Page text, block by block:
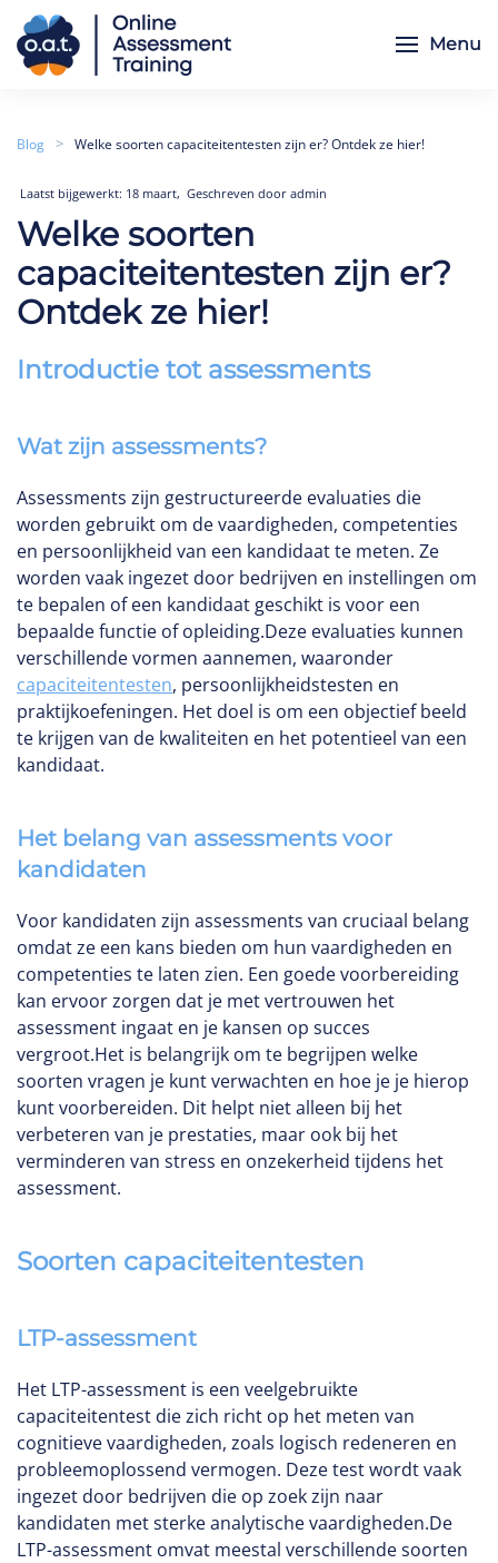
Skip to main content
Menu
Blog Welke soorten capaciteitentesten zijn er? Ontdek ze hier!
Laatst bijgewerkt: 18 maart, Geschreven door admin
Welke soorten
capaciteitentesten zijn er?
Ontdek ze hier!
Introductie tot assessments
Wat zijn assessments?
Assessments zijn gestructureerde evaluaties die
worden gebruikt om de vaardigheden, competenties
en persoonlijkheid van een kandidaat te meten. Ze
worden vaak ingezet door bedrijven en instellingen om
te bepalen of een kandidaat geschikt is voor een
bepaalde functie of opleiding.Deze evaluaties kunnen
verschillende vormen aannemen, waaronder
capaciteitentesten, persoonlijkheidstesten en
praktijkoefeningen. Het doel is om een objectief beeld
te krijgen van de kwaliteiten en het potentieel van een
kandidaat.
Het belang van assessments voor
kandidaten
Voor kandidaten zijn assessments van cruciaal belang
omdat ze een kans bieden om hun vaardigheden en
competenties te laten zien. Een goede voorbereiding
kan ervoor zorgen dat je met vertrouwen het
assessment ingaat en je kansen op succes
vergroot.Het is belangrijk om te begrijpen welke
soorten vragen je kunt verwachten en hoe je je hierop
kunt voorbereiden. Dit helpt niet alleen bij het
verbeteren van je prestaties, maar ook bij het
verminderen van stress en onzekerheid tijdens het
assessment.
Soorten capaciteitentesten
LTP-assessment
Het LTP-assessment is een veelgebruikte
capaciteitentest die zich richt op het meten van
cognitieve vaardigheden, zoals logisch redeneren en
probleemoplossend vermogen. Deze test wordt vaak
ingezet door bedrijven die op zoek zijn naar
kandidaten met sterke analytische vaardigheden.De
LTP-assessment omvat meestal verschillende soorten